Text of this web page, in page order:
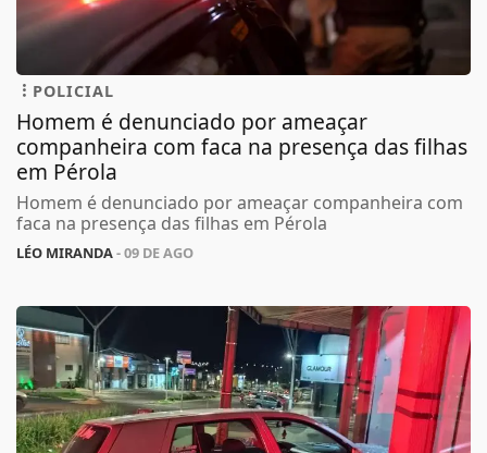
POLICIAL
Homem é denunciado por ameaçar
companheira com faca na presença das filhas
em Pérola
Homem é denunciado por ameaçar companheira com
faca na presença das filhas em Pérola
LÉO MIRANDA- 09 DE AGO